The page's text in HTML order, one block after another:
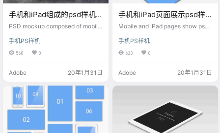
手机和iPad组成的psd样机
分享
PSD mockup composed of mobile
手机PS样机
560 0
Adobe 20年1月31日
手机和iPad页面展示psd样
机
Mobile and iPad pages show psd
手机PS样机
628 0
Adobe 20年1月31日